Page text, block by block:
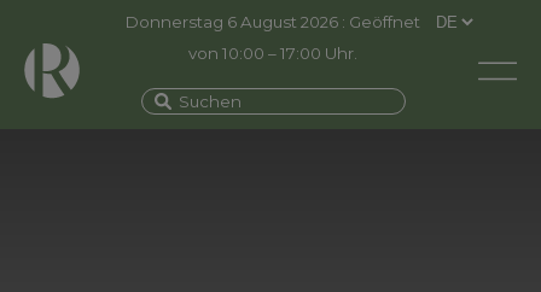
Donnerstag 6 August 2026 : Geöffnet
von 10:00 – 17:00 Uhr.